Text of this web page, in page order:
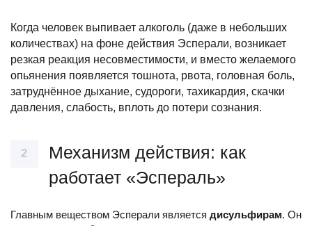
Когда человек выпивает алкоголь (даже в небольших
количествах) на фоне действия Эсперали, возникает
резкая реакция несовместимости, и вместо желаемого
опьянения появляется тошнота, рвота, головная боль,
затруднённое дыхание, судороги, тахикардия, скачки
давления, слабость, вплоть до потери сознания.
Механизм действия: как
работает «Эспераль»
Главным веществом Эсперали является дисульфирам. Он